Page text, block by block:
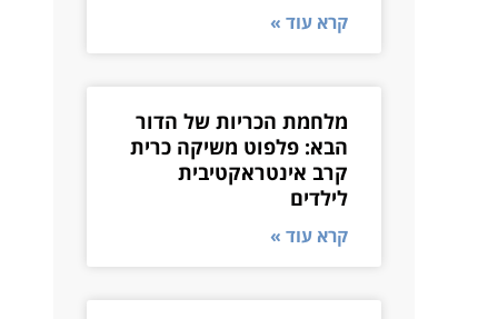
קרא עוד »
מלחמת הכריות של הדור
הבא: פלפוט משיקה כרית
קרב אינטראקטיבית
לילדים
קרא עוד »